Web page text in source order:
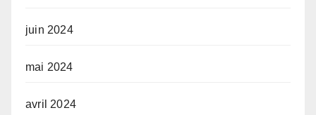
juin 2024
mai 2024
avril 2024